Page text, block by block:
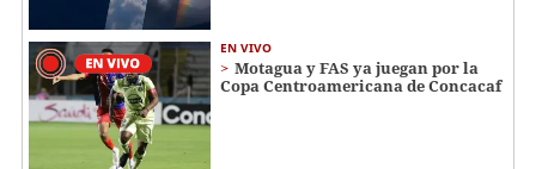
EN VIVO
Motagua y FAS ya juegan por la
Copa Centroamericana de Concacaf